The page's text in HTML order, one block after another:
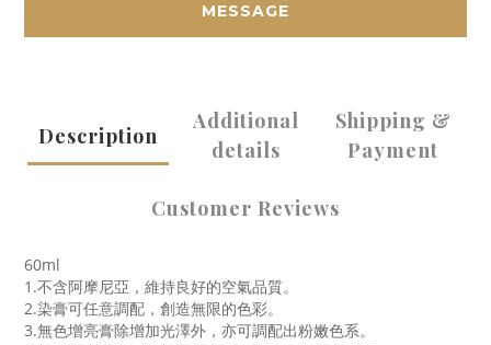
MESSAGE
Description
Additional
details
Shipping &
Payment
Customer Reviews
60ml
1.不含阿摩尼亞，維持良好的空氣品質。
2.染膏可任意調配，創造無限的色彩。
3.無色增亮膏除增加光澤外，亦可調配出粉嫩色系。